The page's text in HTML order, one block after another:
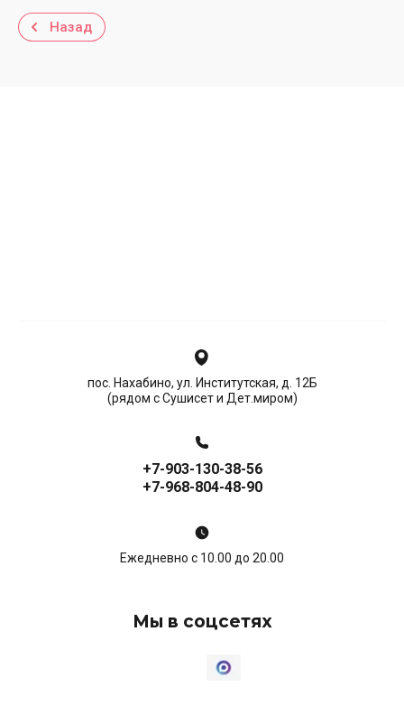
Назад
пос. Нахабино, ул. Институтская, д. 12Б
(рядом с Сушисет и Дет.миром)
+7-903-130-38-56
+7-968-804-48-90
Ежедневно с 10.00 до 20.00
Мы в соцсетях